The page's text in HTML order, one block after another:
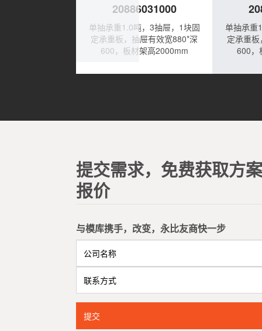
20886031000
单抽承重1.0吨，3抽屉，1块固
定承重板，抽屉有效宽880*深
600，板材架高2000mm
单抽承重
定承重
600，
提交需求，免费获取方案
报价
与模库携手，改变，永比友商快一步
提交